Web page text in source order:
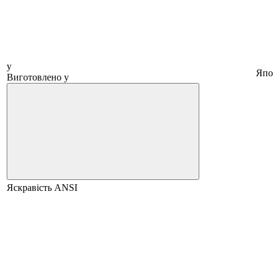
у
Виготовлено у
Яскравість ANSI